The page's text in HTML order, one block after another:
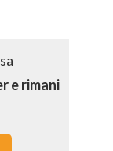
e rimani